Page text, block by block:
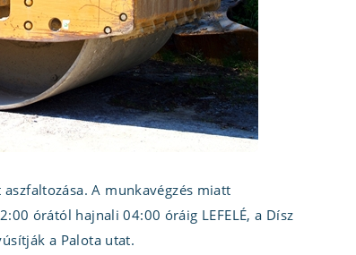
A munkavégzés miatt
órától hajnali 04:00 óráig LEFELÉ, a Dísz
a Palota utat.